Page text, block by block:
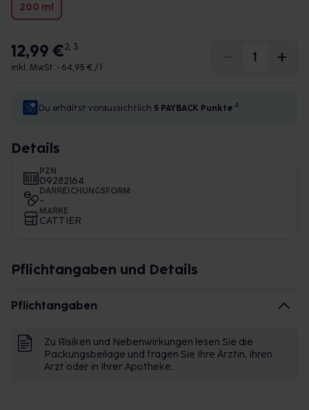
200 ml
12,99 €2, 3
inkl. MwSt. • 64,95 € / l
Du erhältst voraussichtlich 5 PAYBACK Punkte 4
Details
PZN
09282164
DARREICHUNGSFORM
-
MARKE
CATTIER
Pflichtangaben und Details
Pflichtangaben
Zu Risiken und Nebenwirkungen lesen Sie die
Packungsbeilage und fragen Sie Ihre Ärztin, Ihren
Arzt oder in Ihrer Apotheke.